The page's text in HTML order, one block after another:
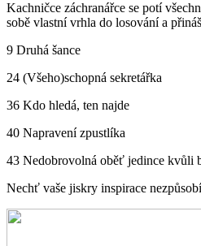
Kachničce záchranářce se potí
sobě vlastní vrhla do losování a
9 Druhá šance
24 (Všeho)schopná sekretářka
36 Kdo hledá, ten najde
40 Napravení zpustlíka
43 Nedobrovolná oběť jedince kvůli
Nechť vaše jiskry inspirace